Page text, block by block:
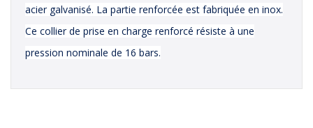
acier galvanisé. La partie renforcée est fabriquée en inox.
Ce collier de prise en charge renforcé résiste à une
pression nominale de 16 bars.